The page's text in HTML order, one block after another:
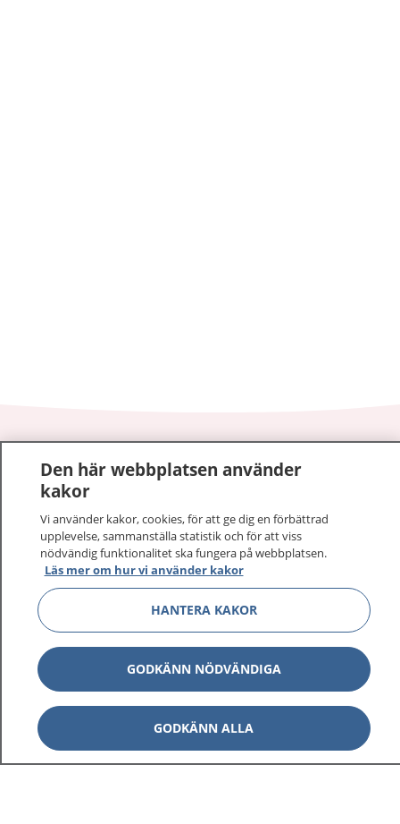
På 1177.se får du råd om hälsa och information om
sjukdomar och vilka mottagningar du kan kontakta.
Logga in för att läsa din journal och göra dina
vårdärenden. Ring telefonnummer 1177 för
sjukvårdsrådgivning dygnet runt.
1177 ger dig råd när du vill må bättre.
1177 på flera språk Visa
Om 1177 Visa
Den här webbplatsen använder
kakor
Vi använder kakor, cookies, för att ge dig en förbättrad
upplevelse, sammanställa statistik och för att viss
nödvändig funktionalitet ska fungera på webbplatsen.
Läs mer om hur vi använder kakor
HANTERA KAKOR
GODKÄNN NÖDVÄNDIGA
GODKÄNN ALLA